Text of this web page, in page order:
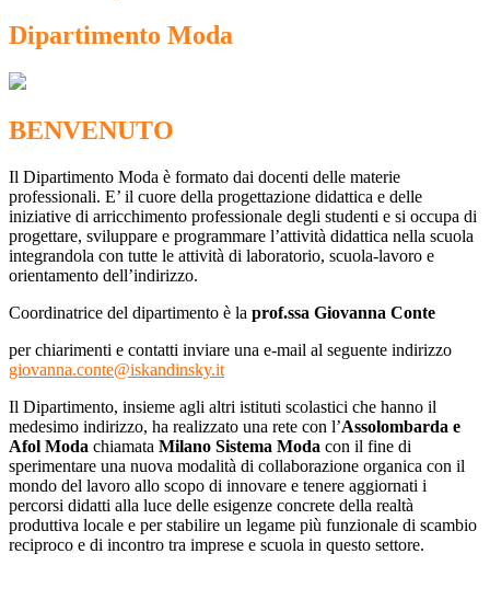
Dipartimento Moda
BENVENUTO
Il Dipartimento Moda è formato dai docenti delle materie
professionali. E’ il cuore della progettazione didattica e delle
iniziative di arricchimento professionale degli studenti e si occupa di
progettare, sviluppare e programmare l’attività didattica nella scuola
integrandola con tutte le attività di laboratorio, scuola-lavoro e
orientamento dell’indirizzo.
Coordinatrice del dipartimento è la prof.ssa Giovanna Conte
per chiarimenti e contatti inviare una e-mail al seguente indirizzo
giovanna.conte@iskandinsky.it
Il Dipartimento, insieme agli altri istituti scolastici che hanno il
medesimo indirizzo, ha realizzato una rete con l’Assolombarda e
Afol Moda chiamata Milano Sistema Moda con il fine di
sperimentare una nuova modalità di collaborazione organica con il
mondo del lavoro allo scopo di innovare e tenere aggiornati i
percorsi didatti alla luce delle esigenze concrete della realtà
produttiva locale e per stabilire un legame più funzionale di scambio
reciproco e di incontro tra imprese e scuola in questo settore.